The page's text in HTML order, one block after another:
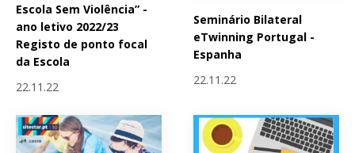
Escola Sem Violência” -
ano letivo 2022/23
Registo de ponto focal
da Escola
22.11.22
Seminário Bilateral
eTwinning Portugal -
Espanha
22.11.22